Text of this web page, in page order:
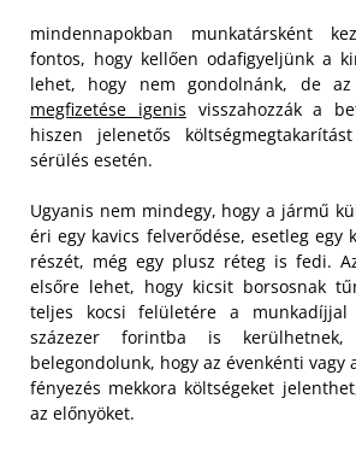
mindennapokban munkatársként
fontos, hogy kellően odafigyeljünk a
lehet, hogy nem gondolnánk, de az
megfizetése igenis visszahozzák a
hiszen jelenetős
sérülés esetén.
Ugyanis nem mindegy, hogy a jármű
éri egy kavics felverődése, esetleg egy
részét, még egy plusz réteg is fedi.
elsőre lehet, hogy kicsit borsosnak
teljes kocsi felületére a
százezer forintba is
belegondolunk, hogy az évenkénti vagy
fényezés mekkora költségeket
az előnyöket.